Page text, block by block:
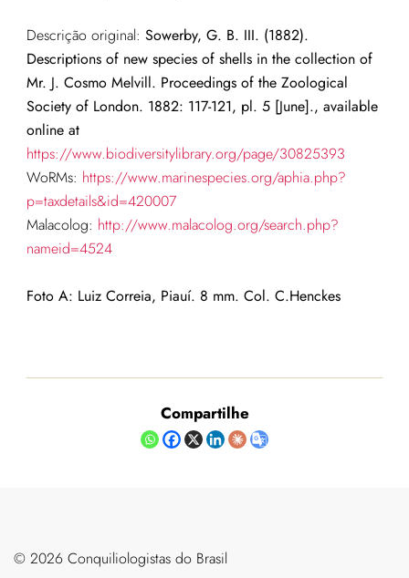
Descrição original: Sowerby, G. B. III. (1882).
Descriptions of new species of shells in the collection of
Mr. J. Cosmo Melvill. Proceedings of the Zoological
Society of London. 1882: 117-121, pl. 5 [June]., available
online at
https://www.biodiversitylibrary.org/page/30825393
WoRMs: https://www.marinespecies.org/aphia.php?
p=taxdetails&id=420007
Malacolog: http://www.malacolog.org/search.php?
nameid=4524
Foto A: Luiz Correia, Piauí. 8 mm. Col. C.Henckes
Compartilhe
©️ 2026 Conquiliologistas do Brasil